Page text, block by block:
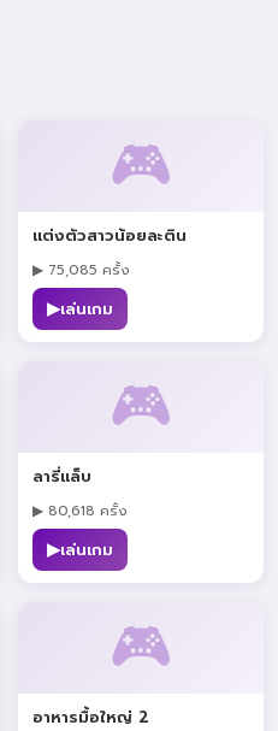
🎮
แต่งตัวสาวน้อยละติน
▶ 75,085 ครั้ง
▶เล่นเกม
🎮
ลารี่แล็บ
▶ 80,618 ครั้ง
▶เล่นเกม
🎮
อาหารมื้อใหญ่ 2